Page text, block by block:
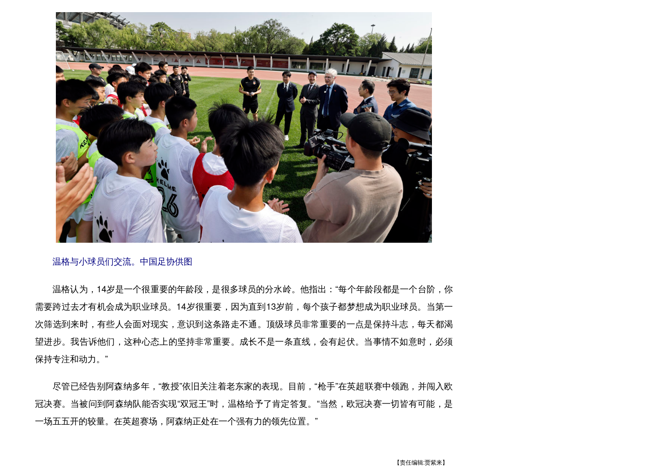
温格与小球员们交流。中国足协供图
温格认为，14岁是一个很重要的年龄段，是很多球员的分水岭。他指出：“每个年龄段都是一个台阶，你
需要跨过去才有机会成为职业球员。14岁很重要，因为直到13岁前，每个孩子都梦想成为职业球员。当第一
次筛选到来时，有些人会面对现实，意识到这条路走不通。顶级球员非常重要的一点是保持斗志，每天都渴
望进步。我告诉他们，这种心态上的坚持非常重要。成长不是一条直线，会有起伏。当事情不如意时，必须
保持专注和动力。”
尽管已经告别阿森纳多年，“教授”依旧关注着老东家的表现。目前，“枪手”在英超联赛中领跑，并闯入欧
冠决赛。当被问到阿森纳队能否实现“双冠王”时，温格给予了肯定答复。“当然，欧冠决赛一切皆有可能，是
一场五五开的较量。在英超赛场，阿森纳正处在一个强有力的领先位置。”
【责任编辑:贾紫来】